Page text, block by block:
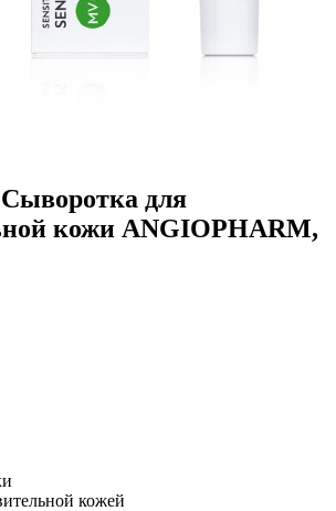
для
кожи ANGIOPHARM,
кожей